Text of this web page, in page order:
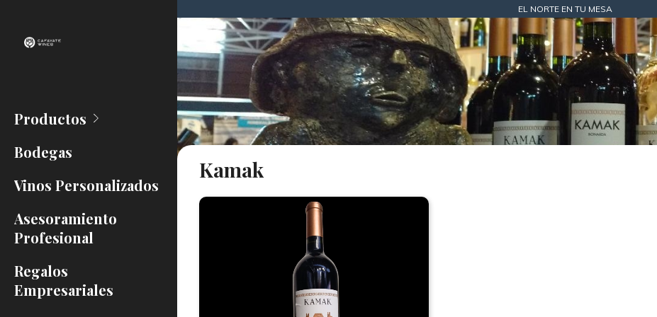
Productos
Bodegas
Vinos Personalizados
Asesoramiento
Profesional
Regalos
Empresariales
EL NORTE EN TU MESA
Kamak